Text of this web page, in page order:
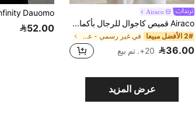
Airaco
Airaco قميص كاجوال للرجال بأكمام قصيرة مطبوع بخطوط، صيفي
2# الأفضل مبيعا في غير رسمي - عطلة غير رسمي قمصان رجالية
36.00 20+. تم بيع
52.00
عرض المزيد